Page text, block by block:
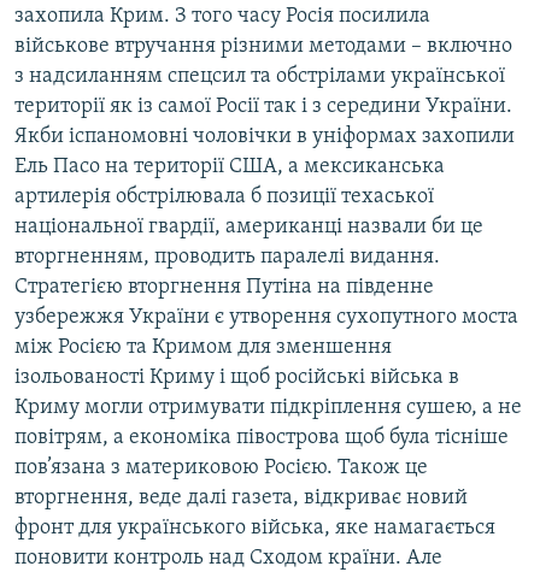
захопила Крим. З того часу Росія посилила
військове втручання різними методами – включно
з надсиланням спецсил та обстрілами української
території як із самої Росії так і з середини України.
Якби іспаномовні чоловічки в уніформах захопили
Ель Пасо на території США, а мексиканська
артилерія обстрілювала б позиції техаської
національної гвардії, американці назвали би це
вторгненням, проводить паралелі видання.
Стратегією вторгнення Путіна на південне
узбережжя України є утворення сухопутного моста
між Росією та Кримом для зменшення
ізольованості Криму і щоб російські війська в
Криму могли отримувати підкріплення сушею, а не
повітрям, а економіка півострова щоб була тісніше
пов’язана з материковою Росією. Також це
вторгнення, веде далі газета, відкриває новий
фронт для українського війська, яке намагається
поновити контроль над Сходом країни. Але